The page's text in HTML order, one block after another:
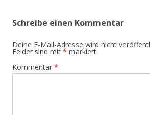
Schreibe einen Kommentar
Deine E-Mail-Adresse wird nicht
Felder sind mit * markiert
Kommentar *